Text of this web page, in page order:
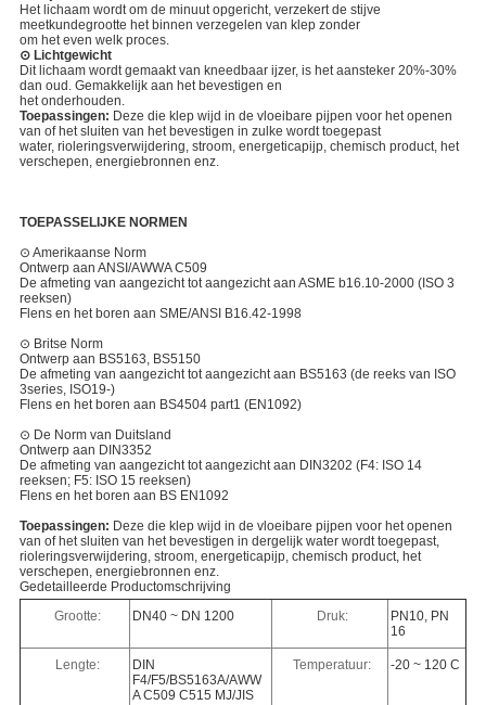
Het lichaam wordt om de minuut opgericht, verzekert de stijve
meetkundegrootte het binnen verzegelen van klep zonder
om het even welk proces.
⊙ Lichtgewicht
Dit lichaam wordt gemaakt van kneedbaar ijzer, is het aansteker 20%-30%
dan oud. Gemakkelijk aan het bevestigen en
het onderhouden.
Toepassingen: Deze die klep wijd in de vloeibare pijpen voor het openen
van of het sluiten van het bevestigen in zulke wordt toegepast
water, rioleringsverwijdering, stroom, energeticapijp, chemisch product, het
verschepen, energiebronnen enz.
TOEPASSELIJKE NORMEN
⊙ Amerikaanse Norm
Ontwerp aan ANSI/AWWA C509
De afmeting van aangezicht tot aangezicht aan ASME b16.10-2000 (ISO 3
reeksen)
Flens en het boren aan SME/ANSI B16.42-1998
⊙ Britse Norm
Ontwerp aan BS5163, BS5150
De afmeting van aangezicht tot aangezicht aan BS5163 (de reeks van ISO
3series, ISO19-)
Flens en het boren aan BS4504 part1 (EN1092)
⊙ De Norm van Duitsland
Ontwerp aan DIN3352
De afmeting van aangezicht tot aangezicht aan DIN3202 (F4: ISO 14
reeksen; F5: ISO 15 reeksen)
Flens en het boren aan BS EN1092
Toepassingen: Deze die klep wijd in de vloeibare pijpen voor het openen
van of het sluiten van het bevestigen in dergelijk water wordt toegepast,
rioleringsverwijdering, stroom, energeticapijp, chemisch product, het
verschepen, energiebronnen enz.
Gedetailleerde Productomschrijving
Grootte:
DN40 ~ DN 1200 Druk:
PN10, PN
16
Lengte:
DIN
F4/F5/BS5163A/AWW
A C509 C515 MJ/JIS
Temperatuur: -20 ~ 120 C